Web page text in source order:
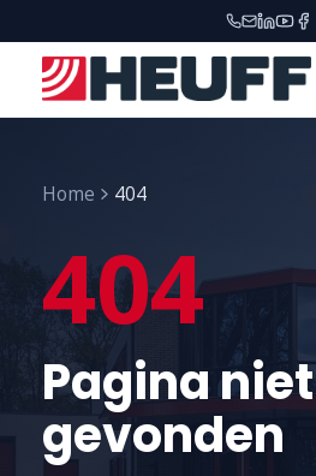
Home 404
404
Pagina niet
gevonden